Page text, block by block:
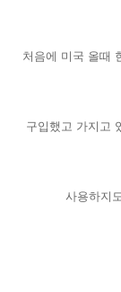
처음에 미국 올때
구입했고 가지고
사용하지